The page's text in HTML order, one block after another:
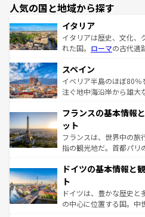
人気の国と地域から探す
イタリア
イタリアは歴史、文化、
れた国。 ローマの古代遺
ろん、トスカーナの美し
景など、自然景観も見逃
ピザやパスタなど、絶品
ませてくれるイタリアで
なお、新着のイタリア情報
しい。
スペイン
イベリア半島のほぼ80
注ぐ地中海沿岸から雄大
文化が根付くこの国では
れる闘牛、そして美味し
る。首都マドリードの洗
アートに溢れた街角から
せる。地方によって風土
ンテンツ一覧 を参照して
フランスの基本情報
ット
フランスは、世界中の旅
指の観光地だ。首都パリ
で、幅広い魅力が詰まっ
聖堂、美しいビーチ、そ
から魅了する。また、フ
れ、フランス料理はユネ
ドイツの基本情報と
ト
ドイツは、豊かな歴史
の中心に位置する国。中